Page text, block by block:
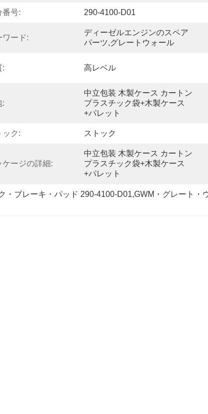
番号: 290-4100-D01
ワード:
ディーゼルエンジンのスペア
パーツ,グレートウォール
: 高レベル
:
中立包装 木製ケース カートン
プラスチック袋+木製ケース
+パレット
ック: ストック
ケージの詳細:
中立包装 木製ケース カートン
プラスチック袋+木製ケース
+パレット
ブレーキ・パッド 290-4100-D01,GWM・グレート・